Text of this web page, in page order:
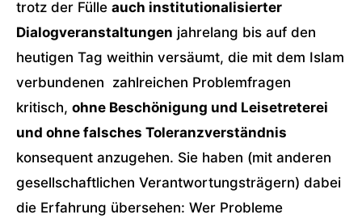
trotz der Fülle auch institutionalisierter
Dialogveranstaltungen jahrelang bis auf den
heutigen Tag weithin versäumt, die mit dem Islam
verbundenen zahlreichen Problemfragen
kritisch, ohne Beschönigung und Leisetreterei
und ohne falsches Toleranzverständnis
konsequent anzugehen. Sie haben (mit anderen
gesellschaftlichen Verantwortungsträgern) dabei
die Erfahrung übersehen: Wer Probleme